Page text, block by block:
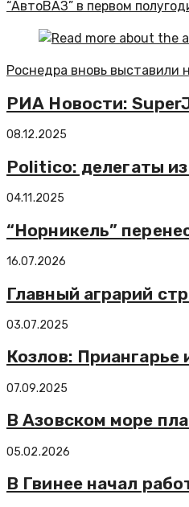
“АвтоВАЗ” в первом
Роснедра вновь выставили
РИА Новости:
08.12.2025
Politico: делегаты
04.11.2025
“Норникель”
16.07.2026
Главный аграрий
03.07.2025
Козлов:
07.09.2025
В Азовском море
05.02.2026
В Гвинее начал